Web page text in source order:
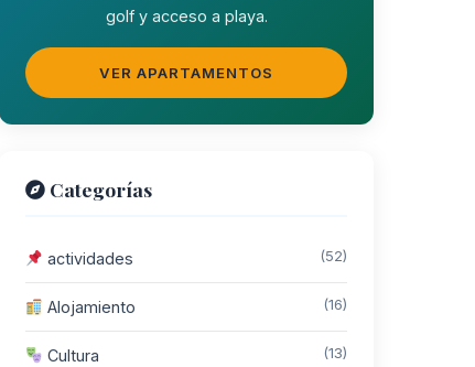
golf y acceso a playa.
VER APARTAMENTOS
Categorías
actividades (52)
Alojamiento (16)
Cultura (13)